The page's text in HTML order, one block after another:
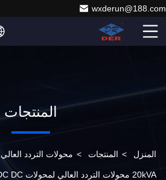
wxderun@188.com
المنتجات
المنزل > المنتجات > محولات التردد العالي